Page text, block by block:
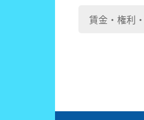
賃金・権利